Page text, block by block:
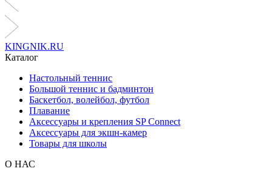
KINGNIK.RU
Каталог
Настольный теннис
Большой теннис и бадминтон
Баскетбол, волейбол, футбол
Плавание
Аксессуары и крепления SP Connect
Аксессуары для экшн-камер
Товары для школы
О НАС